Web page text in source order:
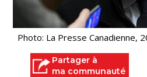
Photo: La Presse Canadienne,
Partager à
ma communauté